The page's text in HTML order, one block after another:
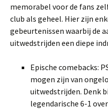
memorabel voor de fans
club als geheel. Hier zijn
gebeurtenissen waarbij de
uitwedstrijden een diepe
Epische comebacks:
mogen zijn van
uitwedstrijden. Denk
legendarische 6-1